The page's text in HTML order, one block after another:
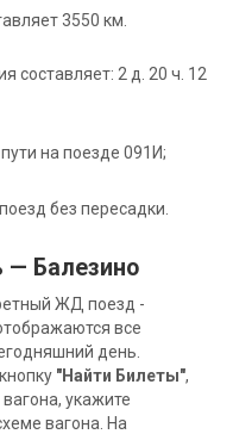
3550 км.
составляет: 2 д. 20 ч. 12
на поезде 091И;
без пересадки.
— Балезино
ЖД поезд -
все
день.
"Найти Билеты",
укажите
вагона. На